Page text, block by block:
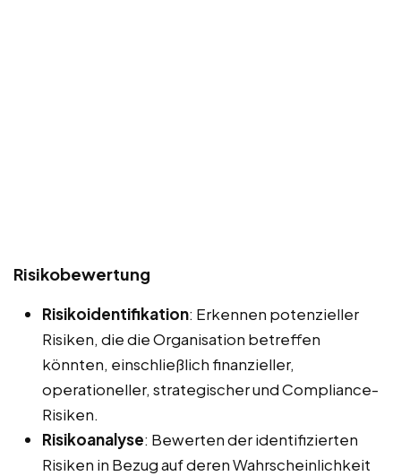
Risikobewertung
Risikoidentifikation: Erkennen potenzieller
Risiken, die die Organisation betreffen
könnten, einschließlich finanzieller,
operationeller, strategischer und Compliance-
Risiken.
Risikoanalyse: Bewerten der identifizierten
Risiken in Bezug auf deren Wahrscheinlichkeit